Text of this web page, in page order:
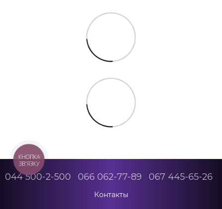
044 500-2-500 066 062-77-89 067 445-65-26
Контакты
КНОПКА
ЗВ'ЯЗКУ